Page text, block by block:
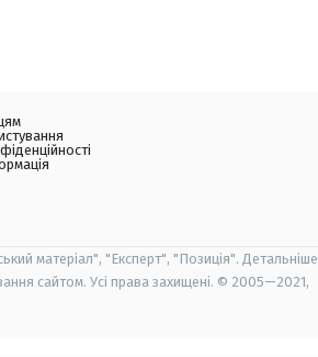
матеріал", "Експерт", "Позиція". Детальніше
сайтом. Усі права захищені. © 2005—2021,